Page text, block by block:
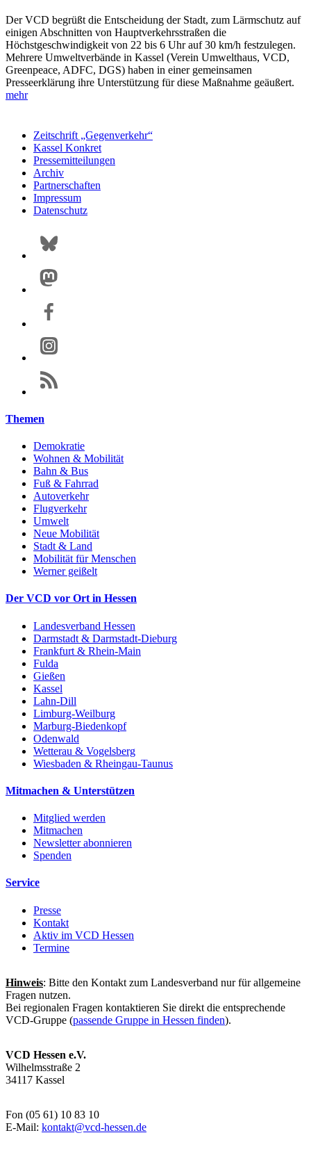
Der VCD begrüßt die Entscheidung der Stadt, zum Lärmschutz auf
einigen Abschnitten von Hauptverkehrsstraßen die
Höchstgeschwindigkeit von 22 bis 6 Uhr auf 30 km/h festzulegen.
Mehrere Umweltverbände in Kassel (Verein Umwelthaus, VCD,
Greenpeace, ADFC, DGS) haben in einer gemeinsamen
Presseerklärung ihre Unterstützung für diese Maßnahme geäußert.
mehr
Zeitschrift „Gegenverkehr“
Kassel Konkret
Pressemitteilungen
Archiv
Partnerschaften
Impressum
Datenschutz
Themen
Demokratie
Wohnen & Mobilität
Bahn & Bus
Fuß & Fahrrad
Autoverkehr
Flugverkehr
Umwelt
Neue Mobilität
Stadt & Land
Mobilität für Menschen
Werner geißelt
Der VCD vor Ort in Hessen
Landesverband Hessen
Darmstadt & Darmstadt-Dieburg
Frankfurt & Rhein-Main
Fulda
Gießen
Kassel
Lahn-Dill
Limburg-Weilburg
Marburg-Biedenkopf
Odenwald
Wetterau & Vogelsberg
Wiesbaden & Rheingau-Taunus
Mitmachen & Unterstützen
Mitglied werden
Mitmachen
Newsletter abonnieren
Spenden
Service
Presse
Kontakt
Aktiv im VCD Hessen
Termine
Hinweis: Bitte den Kontakt zum Landesverband nur für allgemeine
Fragen nutzen.
Bei regionalen Fragen kontaktieren Sie direkt die entsprechende
VCD-Gruppe (passende Gruppe in Hessen finden).
VCD Hessen e.V.
Wilhelmsstraße 2
34117 Kassel
Fon (05 61) 10 83 10
E-Mail: kontakt@vcd-hessen.de